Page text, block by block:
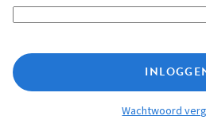
Wachtwoord